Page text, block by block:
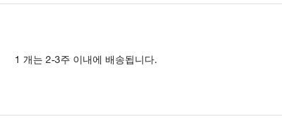
1 개는 2-3주 이내에 배송됩니다.